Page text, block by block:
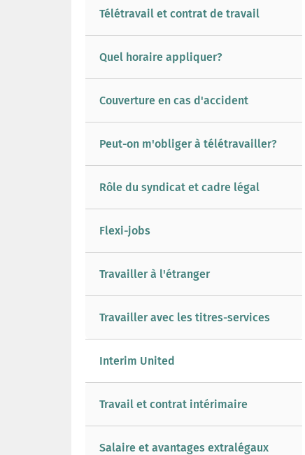
Télétravail et contrat de travail
Quel horaire appliquer?
Couverture en cas d'accident
Peut-on m'obliger à télétravailler?
Rôle du syndicat et cadre légal
Flexi-jobs
Travailler à l'étranger
Travailler avec les titres-services
Interim United
Travail et contrat intérimaire
Salaire et avantages extralégaux